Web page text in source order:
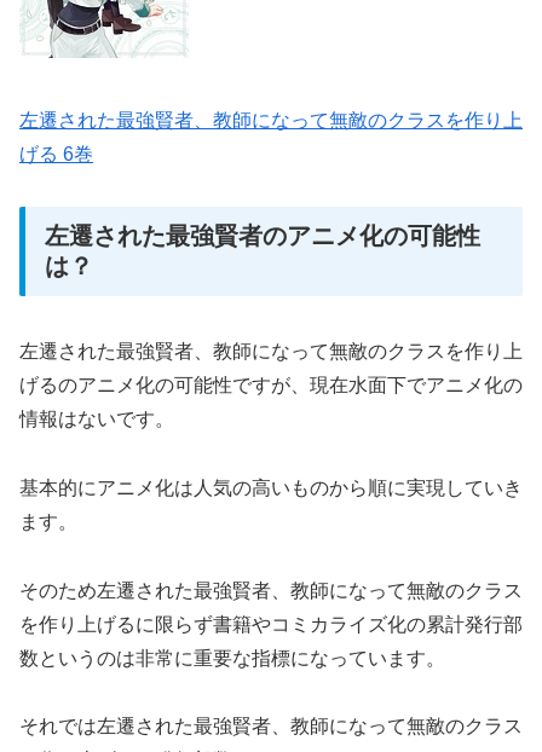
左遷された最強賢者、教師になって無敵のクラスを作り上
げる 6巻
左遷された最強賢者のアニメ化の可能性
は？
左遷された最強賢者、教師になって無敵のクラスを作り上
げるのアニメ化の可能性ですが、現在水面下でアニメ化の
情報はないです。
基本的にアニメ化は人気の高いものから順に実現していき
ます。
そのため左遷された最強賢者、教師になって無敵のクラス
を作り上げるに限らず書籍やコミカライズ化の累計発行部
数というのは非常に重要な指標になっています。
それでは左遷された最強賢者、教師になって無敵のクラス